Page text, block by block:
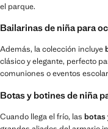
el parque.
Bailarinas de niña para
Además, la colección incluye
clásico y elegante, perfecto
comuniones o eventos
Botas y botines de niña
Cuando llega el frío, las botas